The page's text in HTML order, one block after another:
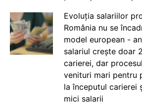
Evoluția salariilor
România nu se
model european -
salariul crește doar
carierei, dar
venituri mari pentru
la începutul carierei
mici salarii